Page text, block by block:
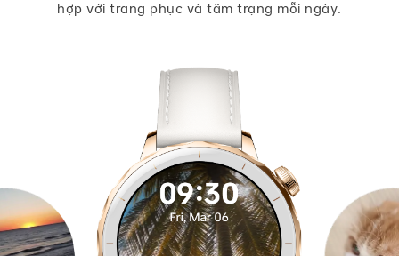
hợp với trang phục và tâm trạng mỗi ngày.